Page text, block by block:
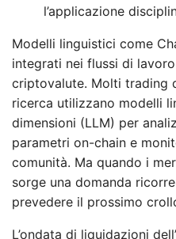
l’applicazione
Modelli linguistici come
integrati nei flussi di
criptovalute. Molti trading
ricerca utilizzano modelli
dimensioni (LLM) per
parametri on-chain e
comunità. Ma quando i
sorge una domanda
prevedere il prossimo
L’ondata di liquidazioni